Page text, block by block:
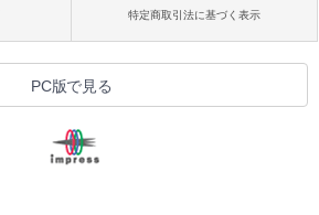
特定商取引法に基づく表示
PC版で見る